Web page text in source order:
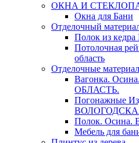
ОКНА И
Окна для Бани
Отделочный
Полок из кедра
Потолочная
область
Отделочные
Вагонка.
ОБЛАСТЬ.
Погонажные
Полок.
Мебель для